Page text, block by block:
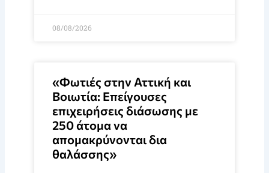
08/08/2026
«Φωτιές στην Αττική και
Βοιωτία: Επείγουσες
επιχειρήσεις διάσωσης με
250 άτομα να
απομακρύνονται δια
θαλάσσης»